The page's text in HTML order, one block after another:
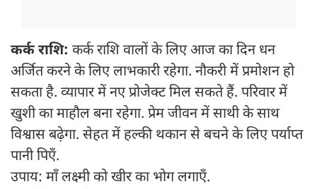
कर्क राशि: कर्क राशि वालों के लिए आज का दिन धन
अर्जित करने के लिए लाभकारी रहेगा. नौकरी में प्रमोशन हो
सकता है. व्यापार में नए प्रोजेक्ट मिल सकते हैं. परिवार में
खुशी का माहौल बना रहेगा. प्रेम जीवन में साथी के साथ
विश्वास बढ़ेगा. सेहत में हल्की थकान से बचने के लिए पर्याप्त
पानी पिएँ.
उपाय: माँ लक्ष्मी को खीर का भोग लगाएँ.